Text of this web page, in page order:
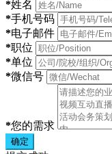
*姓名
*手机号码
*电子邮件
*职位
*单位
*微信号
*您的需求
确定